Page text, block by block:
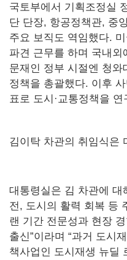
국토부에서 기획조정실
단 단장, 항공정책관, 중
주요 보직도 역임했다.
파견 근무를 하며 국내
문재인 정부 시절엔 청와
정책을 총괄했다. 이후
표로 도시·교통정책을 연
김이탁 차관의 취임식은
대통령실은 김 차관에 대
전, 도시의 활력 회복 등
랜 기간 전문성과 현장
출신”이라며 “과거 도시
책사업인 도시재생 뉴딜